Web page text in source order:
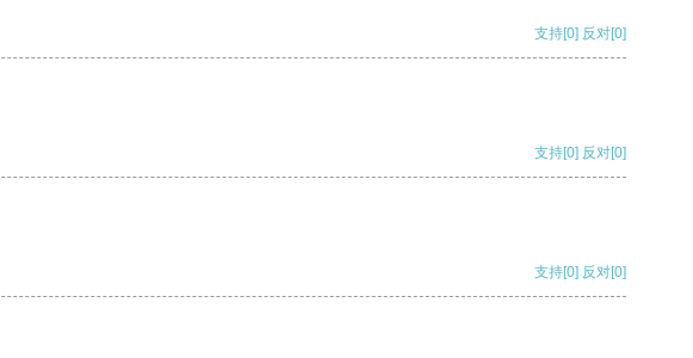
支持[0] 反对[0]
支持[0] 反对[0]
支持[0] 反对[0]